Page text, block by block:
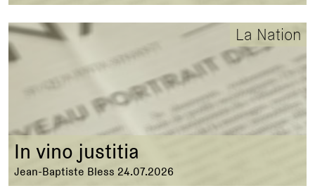
La Nation
In vino justitia
Jean-Baptiste Bless 24.07.2026